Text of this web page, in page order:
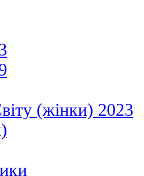
(жінки) 2023